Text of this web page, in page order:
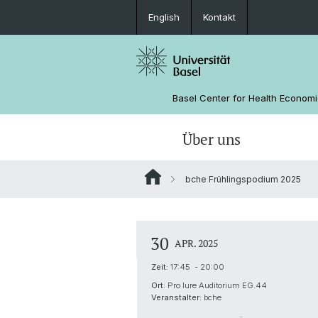
English Kontakt
Basel Center for Health
Über uns
bche Frühlingspodium 2025
30 APR. 2025
Zeit: 17:45 - 20:00
Ort: Pro Iure Auditorium EG.44
Veranstalter: bche